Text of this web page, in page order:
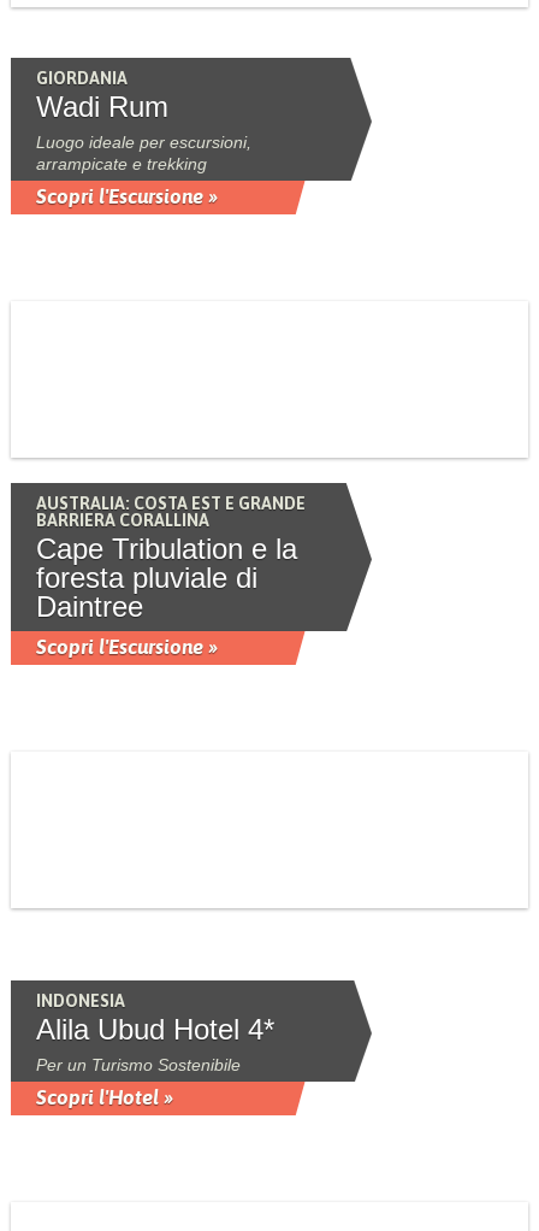
GIORDANIA
Wadi Rum
Luogo ideale per escursioni,
arrampicate e trekking
Scopri l'Escursione »
AUSTRALIA: COSTA EST E GRANDE
BARRIERA CORALLINA
Cape Tribulation e la
foresta pluviale di
Daintree
Scopri l'Escursione »
INDONESIA
Alila Ubud Hotel 4*
Per un Turismo Sostenibile
Scopri l'Hotel »